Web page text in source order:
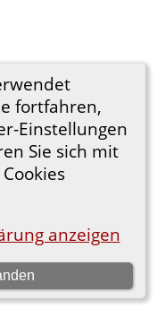
fortfahren,
Einstellungen
Sie sich mit
anzeigen